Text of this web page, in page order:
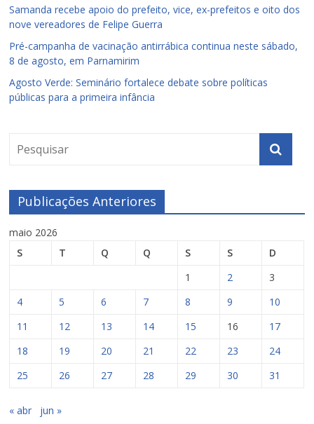
Samanda recebe apoio do prefeito, vice, ex-prefeitos e oito dos
nove vereadores de Felipe Guerra
Pré-campanha de vacinação antirrábica continua neste sábado,
8 de agosto, em Parnamirim
Agosto Verde: Seminário fortalece debate sobre políticas
públicas para a primeira infância
Publicações Anteriores
maio 2026
S
T Q Q S S
D
1
2
3
4
5 6 7 8 9
10
11
12 13 14 15 16
17
18
19 20 21 22 23
24
25
26 27 28 29 30 31
« abr jun »